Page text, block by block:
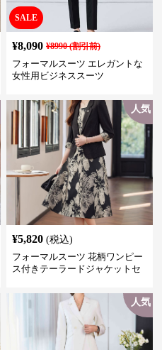
SALE
¥8,090 ¥8990(割引前)
フォーマルスーツ エレガントな
女性用ビジネススーツ
人気
¥5,820 (税込)
フォーマルスーツ 花柄ワンピー
ス付きテーラードジャケットセ
人気